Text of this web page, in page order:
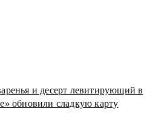
и десерт левитирующий в
обновили сладкую карту